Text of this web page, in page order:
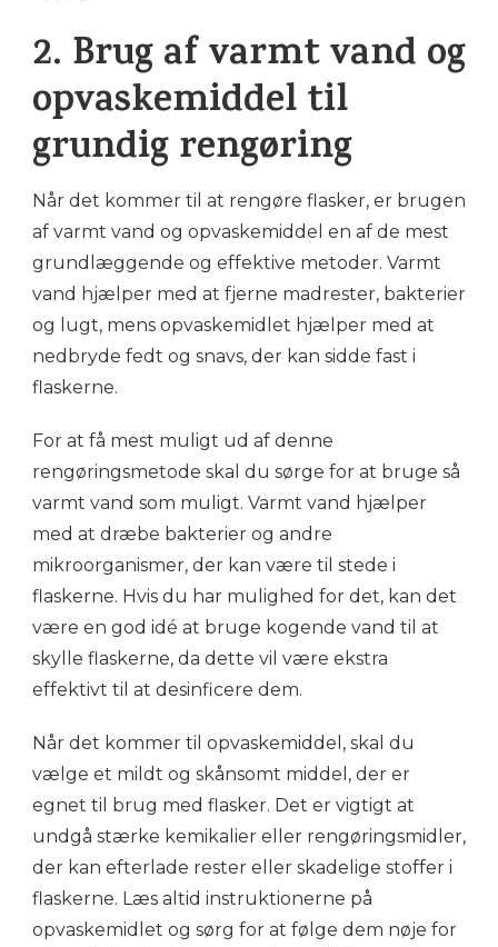
2. Brug af varmt vand og
opvaskemiddel til
grundig rengøring
Når det kommer til at rengøre flasker, er brugen
af varmt vand og opvaskemiddel en af de mest
grundlæggende og effektive metoder. Varmt
vand hjælper med at fjerne madrester, bakterier
og lugt, mens opvaskemidlet hjælper med at
nedbryde fedt og snavs, der kan sidde fast i
flaskerne.
For at få mest muligt ud af denne
rengøringsmetode skal du sørge for at bruge så
varmt vand som muligt. Varmt vand hjælper
med at dræbe bakterier og andre
mikroorganismer, der kan være til stede i
flaskerne. Hvis du har mulighed for det, kan det
være en god idé at bruge kogende vand til at
skylle flaskerne, da dette vil være ekstra
effektivt til at desinficere dem.
Når det kommer til opvaskemiddel, skal du
vælge et mildt og skånsomt middel, der er
egnet til brug med flasker. Det er vigtigt at
undgå stærke kemikalier eller rengøringsmidler,
der kan efterlade rester eller skadelige stoffer i
flaskerne. Læs altid instruktionerne på
opvaskemidlet og sørg for at følge dem nøje for